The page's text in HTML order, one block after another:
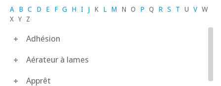
A B C D E F G H I J K L M N O P Q R S T U V W
X
Y Z
Adhésion
Aérateur à lames
Apprêt